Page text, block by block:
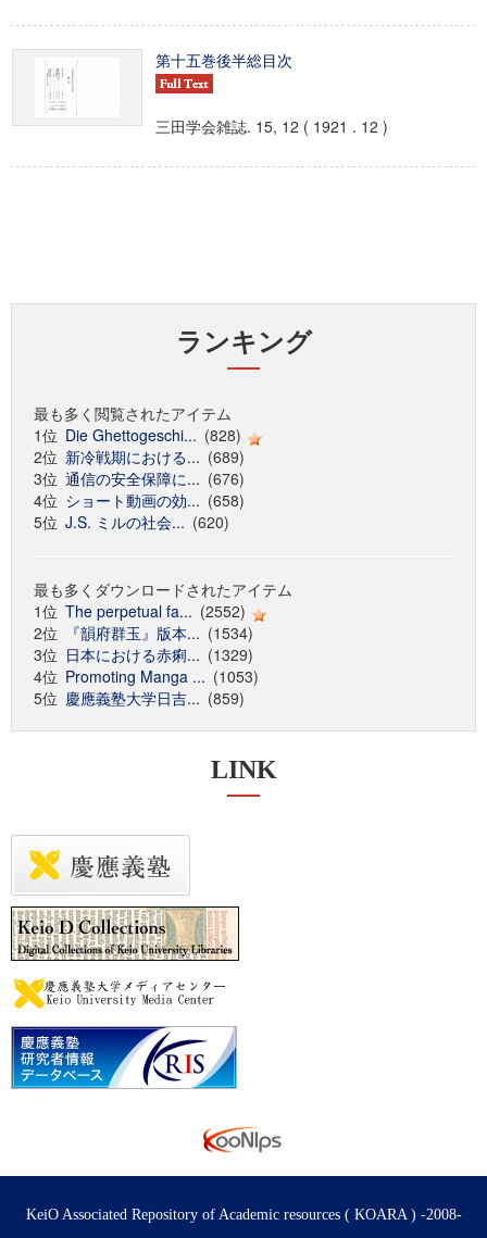
第十五巻後半総目次
三田学会雑誌. 15, 12 ( 1921 . 12 )
ランキング
最も多く閲覧されたアイテム
1位 Die Ghettogeschi... (828)
2位 新冷戦期における... (689)
3位 通信の安全保障に... (676)
4位 ショート動画の効... (658)
5位 J.S. ミルの社会... (620)
最も多くダウンロードされたアイテム
1位 The perpetual fa... (2552)
2位
『韻府群玉』版本... (1534)
3位 日本における赤痢... (1329)
4位 Promoting Manga ... (1053)
5位 慶應義塾大学日吉... (859)
LINK
KeiO Associated Repository of Academic resources ( KOARA ) -2008-